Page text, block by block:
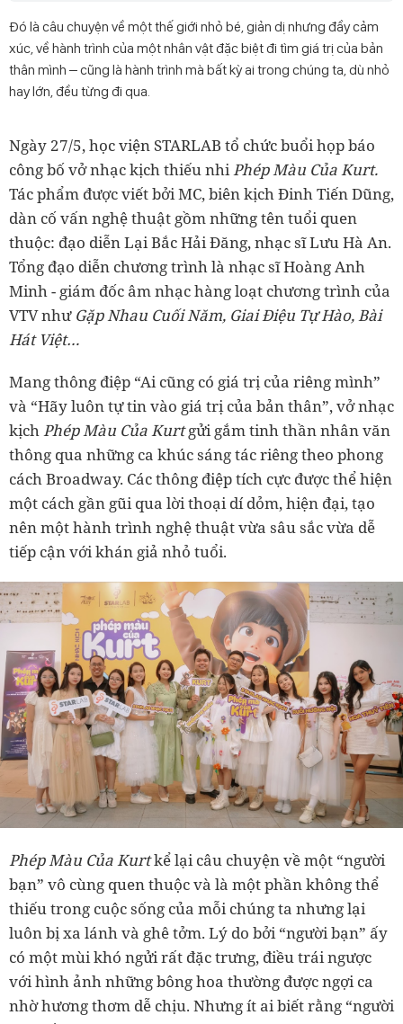
Đó là câu chuyện về một thế giới nhỏ bé, giản dị nhưng đầy cảm
xúc, về hành trình của một nhân vật đặc biệt đi tìm giá trị của bản
thân mình – cũng là hành trình mà bất kỳ ai trong chúng ta, dù nhỏ
hay lớn, đều từng đi qua.
Ngày 27/5, học viện STARLAB tổ chức buổi họp báo
công bố vở nhạc kịch thiếu nhiPhép Màu Của Kurt.
Tác phẩm được viết bởi MC, biên kịch Đinh Tiến Dũng,
dàn cố vấn nghệ thuật gồm những tên tuổi quen
thuộc: đạo diễn Lại Bắc Hải Đăng, nhạc sĩ Lưu Hà An.
Tổng đạo diễn chương trình là nhạc sĩ Hoàng Anh
Minh - giám đốc âm nhạc hàng loạt chương trình của
VTV như Gặp Nhau Cuối Năm, Giai Điệu Tự Hào, Bài
Hát Việt…
Mang thông điệp “Ai cũng có giá trị của riêng mình”
và “Hãy luôn tự tin vào giá trị của bản thân”, vở nhạc
kịchPhép Màu Của Kurtgửi gắm tinh thần nhân văn
thông qua những ca khúc sáng tác riêng theo phong
cách Broadway. Các thông điệp tích cực được thể hiện
một cách gần gũi qua lời thoại dí dỏm, hiện đại, tạo
nên một hành trình nghệ thuật vừa sâu sắc vừa dễ
tiếp cận với khán giả nhỏ tuổi.
Phép Màu Của Kurtkể lại câu chuyện về một “người
bạn” vô cùng quen thuộc và là một phần không thể
thiếu trong cuộc sống của mỗi chúng ta nhưng lại
luôn bị xa lánh và ghê tởm. Lý do bởi “người bạn” ấy
có một mùi khó ngửi rất đặc trưng, điều trái ngược
với hình ảnh những bông hoa thường được ngợi ca
nhờ hương thơm dễ chịu. Nhưng ít ai biết rằng “người